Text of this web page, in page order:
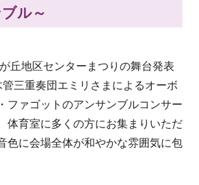
ル～
丘地区センターまつりの舞台発表
三重奏団エミリさまによるオーボ
ファゴットのアンサンブルコンサー
体育室に多くの方にお集まりいただ
色に会場全体が和やかな雰囲気に包